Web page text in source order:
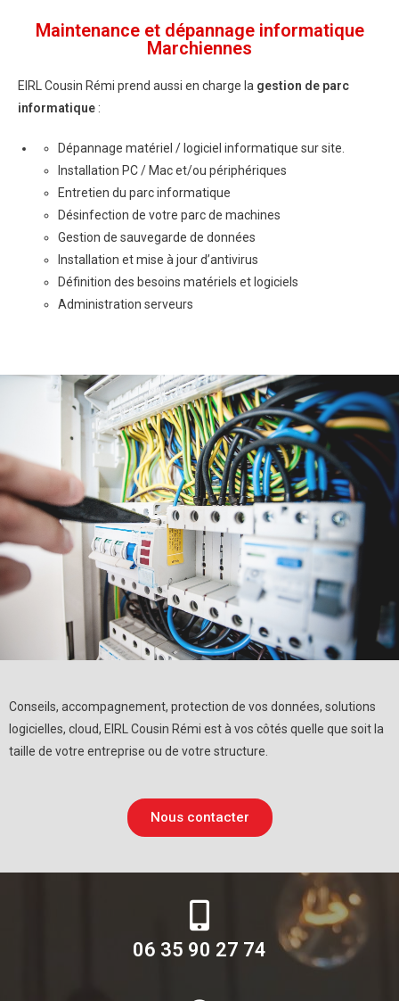
Maintenance et dépannage informatique
Marchiennes
EIRL Cousin Rémi prend aussi en charge la gestion de parc
informatique :
Dépannage matériel / logiciel informatique sur site.
Installation PC / Mac et/ou périphériques
Entretien du parc informatique
Désinfection de votre parc de machines
Gestion de sauvegarde de données
Installation et mise à jour d’antivirus
Définition des besoins matériels et logiciels
Administration serveurs
Conseils, accompagnement, protection de vos données, solutions
logicielles, cloud, EIRL Cousin Rémi est à vos côtés quelle que soit la
taille de votre entreprise ou de votre structure.
Nous contacter
06 35 90 27 74